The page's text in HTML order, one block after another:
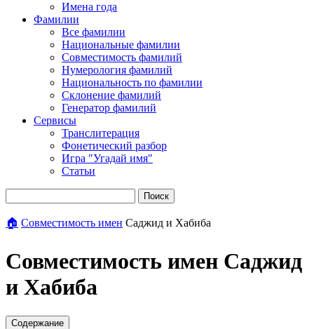
Имена года
Фамилии
Все фамилии
Национальные фамилии
Совместимость фамилий
Нумерология фамилий
Национальность по фамилии
Склонение фамилий
Генератор фамилий
Сервисы
Транслитерация
Фонетический разбор
Игра "Угадай имя"
Статьи
Поиск
🏠 Совместимость имен Саджид и Хабиба
Совместимость имен Саджид
и Хабиба
Содержание